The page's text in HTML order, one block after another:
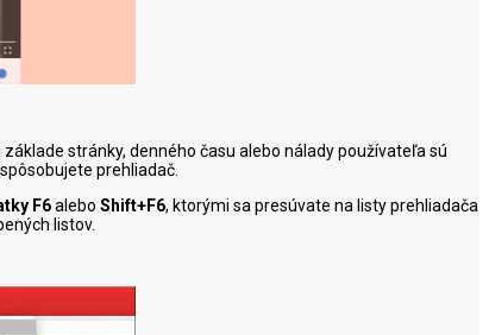
stránky, denného času alebo nálady používateľa sú
prehliadač.
F6alebo Shift+F6, ktorými sa presúvate na listy prehliadača
listov.